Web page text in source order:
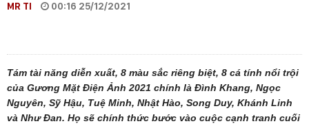
MR TI 00:16 25/12/2021
Tám tài năng diễn xuất, 8 màu sắc riêng biệt, 8 cá tính nổi trội
của Gương Mặt Điện Ảnh 2021 chính là Đình Khang, Ngọc
Nguyên, Sỹ Hậu, Tuệ Minh, Nhật Hào, Song Duy, Khánh Linh
và Như Đan. Họ sẽ chính thức bước vào cuộc cạnh tranh cuối